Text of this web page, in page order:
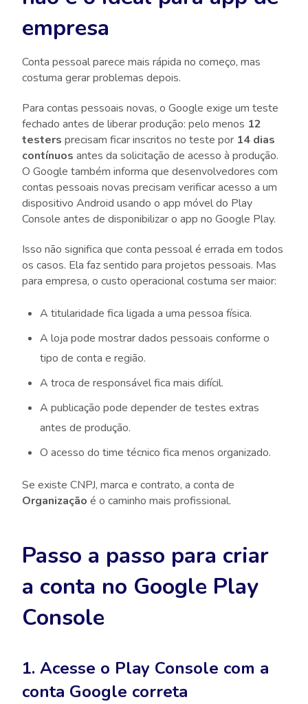
empresa
Conta pessoal parece mais rápida no começo, mas
costuma gerar problemas depois.
Para contas pessoais novas, o Google exige um teste
fechado antes de liberar produção: pelo menos 12
testers precisam ficar inscritos no teste por 14 dias
contínuos antes da solicitação de acesso à produção.
O Google também informa que desenvolvedores com
contas pessoais novas precisam verificar acesso a um
dispositivo Android usando o app móvel do Play
Console antes de disponibilizar o app no Google Play.
Isso não significa que conta pessoal é errada em todos
os casos. Ela faz sentido para projetos pessoais. Mas
para empresa, o custo operacional costuma ser maior:
A titularidade fica ligada a uma pessoa física.
A loja pode mostrar dados pessoais conforme o
tipo de conta e região.
A troca de responsável fica mais difícil.
A publicação pode depender de testes extras
antes de produção.
O acesso do time técnico fica menos organizado.
Se existe CNPJ, marca e contrato, a conta de
Organização é o caminho mais profissional.
Passo a passo para criar
a conta no Google Play
Console
1. Acesse o Play Console com a
conta Google correta